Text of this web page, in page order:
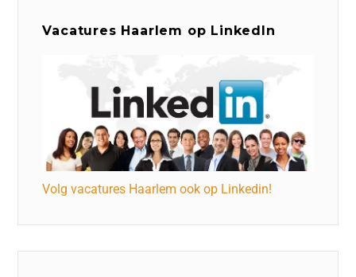
Vacatures Haarlem op LinkedIn
Volg vacatures Haarlem ook op Linkedin!